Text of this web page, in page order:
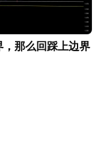
那么回踩上边界